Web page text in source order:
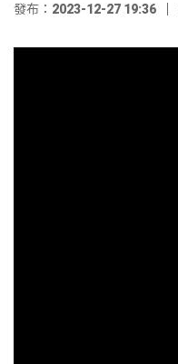
發布：2023-12-27 19:36